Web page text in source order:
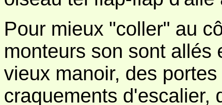
Pour mieux "coller" au
monteurs son sont allés
vieux manoir, des
craquements d'escalier,